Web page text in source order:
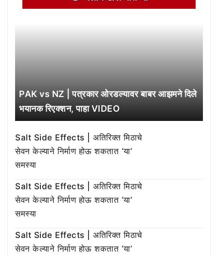
PAK vs NZ | पत्रकार ओरडल्यावर बाबर आझमने दिले
भयानक रिएक्शन, पाहा VIDEO
Salt Side Effects | अतिरिक्त मिठाचे
सेवन केल्याने निर्माण होऊ शकतात ‘या’
समस्या
Salt Side Effects | अतिरिक्त मिठाचे
सेवन केल्याने निर्माण होऊ शकतात ‘या’
समस्या
Salt Side Effects | अतिरिक्त मिठाचे
सेवन केल्याने निर्माण होऊ शकतात ‘या’